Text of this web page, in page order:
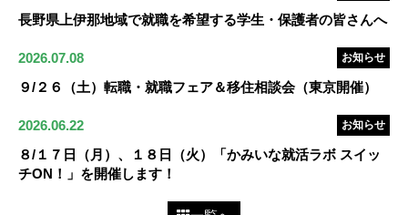
長野県上伊那地域で就職を希望する学生・保護者の皆さんへ
2026.07.08 お知らせ
９/２６（土）転職・就職フェア＆移住相談会（東京開催）
2026.06.22 お知らせ
８/１７日（月）、１８日（火）「かみいな就活ラボ スイッ
チON！」を開催します！